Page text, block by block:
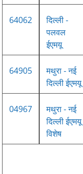
64062
दिल्ली -
पलवल
ईएमयू
64905
मथुरा - नई
दिल्ली ईएमयू
04967
मथुरा - नई
दिल्ली ईएमयू
विशेष